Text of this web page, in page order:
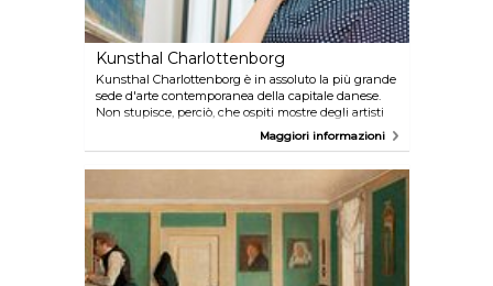
Kunsthal Charlottenborg
Kunsthal Charlottenborg è in assoluto la più grande
sede d'arte contemporanea della capitale danese.
Non stupisce, perciò, che ospiti mostre degli artisti
più rinomati non solo della Danimarca, ma di tutto il
mondo. È inoltre possibile fare una gustosa pausa
Charlottenborg. Il Kunsthal Charlottenborg è situato
a Nyhavn, vicino al canale, proprio dietro Kongens
Nytorv.
Maggiori informazioni